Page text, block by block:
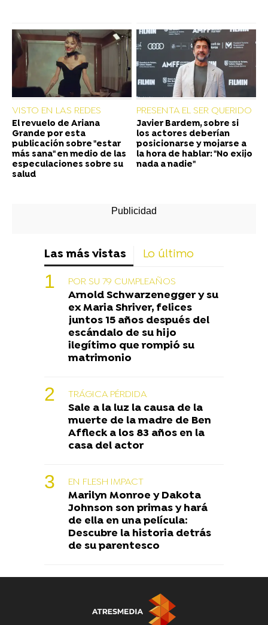
VISTO EN LAS REDES
El revuelo de Ariana
Grande por esta
publicación sobre "estar
más sana" en medio de las
especulaciones sobre su
salud
PRESENTA EL SER QUERIDO
Javier Bardem, sobre si
los actores deberían
posicionarse y mojarse a
la hora de hablar: "No exijo
nada a nadie"
Las más vistas Lo último
POR SU 79 CUMPLEAÑOS
Arnold Schwarzenegger y su
ex Maria Shriver, felices
juntos 15 años después del
escándalo de su hijo
ilegítimo que rompió su
matrimonio
TRÁGICA PÉRDIDA
Sale a la luz la causa de la
muerte de la madre de Ben
Affleck a los 83 años en la
casa del actor
EN FLESH IMPACT
Marilyn Monroe y Dakota
Johnson son primas y hará
de ella en una película:
Descubre la historia detrás
de su parentesco